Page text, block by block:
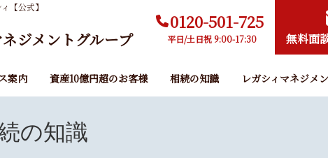
【公式】
ジメントグループ
0120-501-725
平日/土日祝 9:00-17:30 無料面
案内 資産10億円超のお客様 相続の知識 レガシィマネジメ
の知識